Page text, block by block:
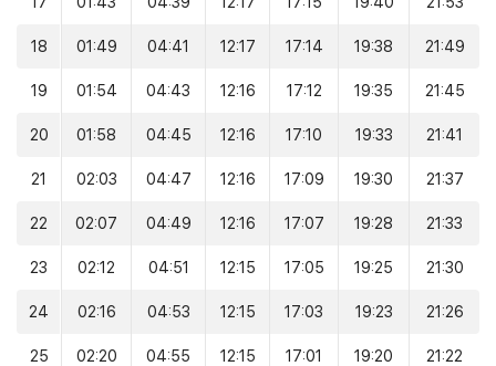
18 01:49 04:41 12:17 17:14 19:38 21:49
19 01:54 04:43 12:16 17:12 19:35 21:45
20 01:58 04:45 12:16 17:10 19:33 21:41
21 02:03 04:47 12:16 17:09 19:30 21:37
22 02:07 04:49 12:16 17:07 19:28 21:33
23 02:12 04:51 12:15 17:05 19:25 21:30
24 02:16 04:53 12:15 17:03 19:23 21:26
25 02:20 04:55 12:15 17:01 19:20 21:22